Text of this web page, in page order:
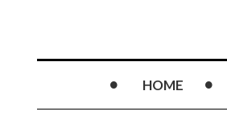
HOME